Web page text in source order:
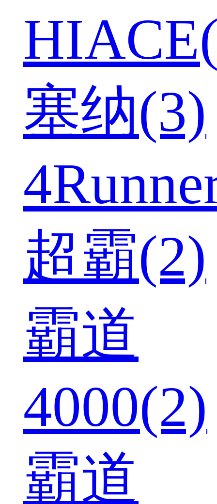
塞纳(3)
超霸(2)
霸道
4000(2)
霸道